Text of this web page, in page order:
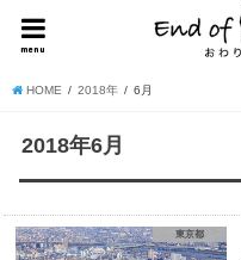
menu
HOME 2018年 6月
2018年6月
東京都